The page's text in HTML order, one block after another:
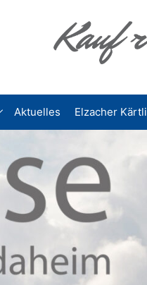
Aktuelles Elzacher Kärtli